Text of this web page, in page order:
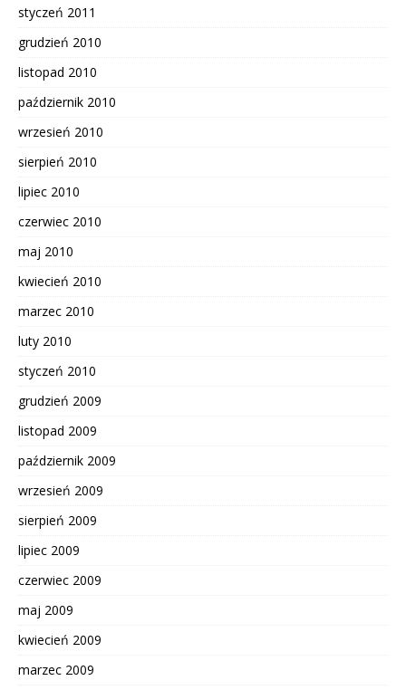
styczeń 2011
grudzień 2010
listopad 2010
październik 2010
wrzesień 2010
sierpień 2010
lipiec 2010
czerwiec 2010
maj 2010
kwiecień 2010
marzec 2010
luty 2010
styczeń 2010
grudzień 2009
listopad 2009
październik 2009
wrzesień 2009
sierpień 2009
lipiec 2009
czerwiec 2009
maj 2009
kwiecień 2009
marzec 2009